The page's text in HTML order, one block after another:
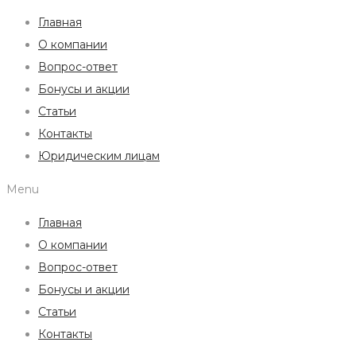
Главная
О компании
Вопрос-ответ
Бонусы и акции
Статьи
Контакты
Юридическим лицам
Menu
Главная
О компании
Вопрос-ответ
Бонусы и акции
Статьи
Контакты